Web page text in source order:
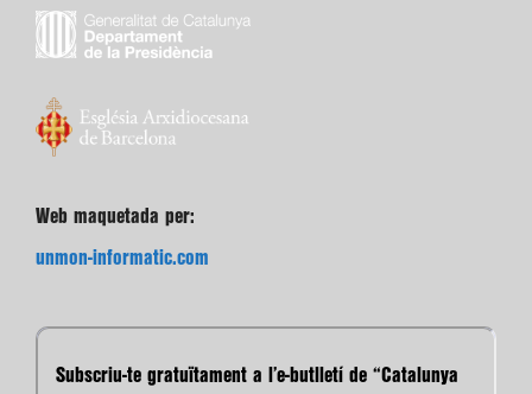
Web maquetada per:
unmon-informatic.com
Subscriu-te gratuïtament a l’e-butlletí de “Catalunya